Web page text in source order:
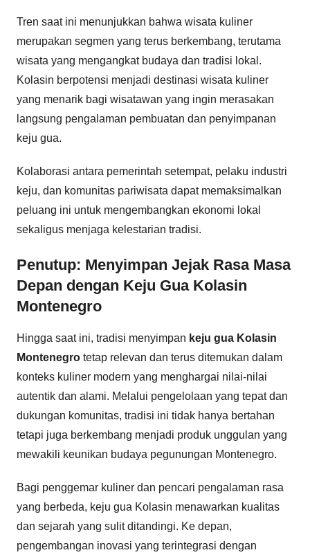
Tren saat ini menunjukkan bahwa wisata kuliner
merupakan segmen yang terus berkembang, terutama
wisata yang mengangkat budaya dan tradisi lokal.
Kolasin berpotensi menjadi destinasi wisata kuliner
yang menarik bagi wisatawan yang ingin merasakan
langsung pengalaman pembuatan dan penyimpanan
keju gua.
Kolaborasi antara pemerintah setempat, pelaku industri
keju, dan komunitas pariwisata dapat memaksimalkan
peluang ini untuk mengembangkan ekonomi lokal
sekaligus menjaga kelestarian tradisi.
Penutup: Menyimpan Jejak Rasa Masa
Depan dengan Keju Gua Kolasin
Montenegro
Hingga saat ini, tradisi menyimpan keju gua Kolasin
Montenegro tetap relevan dan terus ditemukan dalam
konteks kuliner modern yang menghargai nilai-nilai
autentik dan alami. Melalui pengelolaan yang tepat dan
dukungan komunitas, tradisi ini tidak hanya bertahan
tetapi juga berkembang menjadi produk unggulan yang
mewakili keunikan budaya pegunungan Montenegro.
Bagi penggemar kuliner dan pencari pengalaman rasa
yang berbeda, keju gua Kolasin menawarkan kualitas
dan sejarah yang sulit ditandingi. Ke depan,
pengembangan inovasi yang terintegrasi dengan